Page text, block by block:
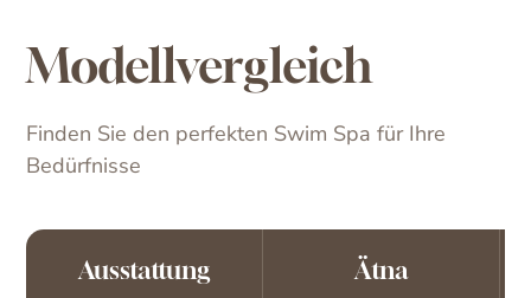
Modellvergleich
Finden Sie den perfekten Swim Spa für Ihre
Bedürfnisse
Ausstattung Ätna